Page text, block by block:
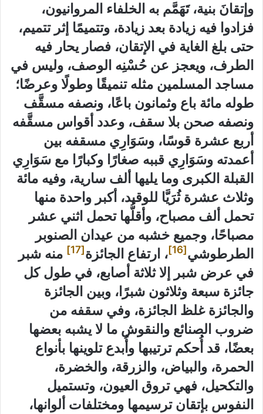
وإتقانَ بنية، تَهَمَّم به الخلفاء المروانيون،
فزادوا فيه زيادة بعد زيادة، وتتميمًا إثر تتميم،
حتى بلغ الغاية في الإتقان، فصار يحار فيه
الطرف، ويعجز عن حُسْنِه الوصف، وليس في
مساجد المسلمين مثله تنميقًا وطولًا وعرضًا؛
طوله مائة باع وثمانون باعًا، ونصفه مسقَّف
ونصفه صحن بلا سقف، وعدد أقواس مسقَّفه
أربع عشرة قوسًا، وسَوَارِي مسقفه بين
أعمدته وسَوَارِي قببه صغارًا وكبارًا مع سَوَارِي
القبلة الكبرى وما يليها ألف سارية، وفيه مائة
وثلاث عشرة ثُرَيَّا للوقيد، أكبر واحدة منها
تحمل ألف مصباح، وأقلُّها تحمل اثني عشر
مصباحًا، وجميع خشبه من عيدان الصنوبر
الطرطوشي[16] ، ارتفاع الجائزة[17]
منه شبر
في عرض شبر إلا ثلاثة أصابع، في طول كل
جائزة سبعة وثلاثون شبرًا، وبين الجائزة
والجائزة غلظ الجائزة، وفي سقفه من
ضروب الصنائع والنقوش ما لا يشبه بعضها
بعضًا، قد أُحكم ترتيبها وأُبدع تلوينها بأنواع
الحمرة، والبياض، والزرقة، والخضرة،
والتكحيل، فهي تروق العيون، وتستميل
النفوس بإتقان ترسيمها ومختلفات ألوانها،